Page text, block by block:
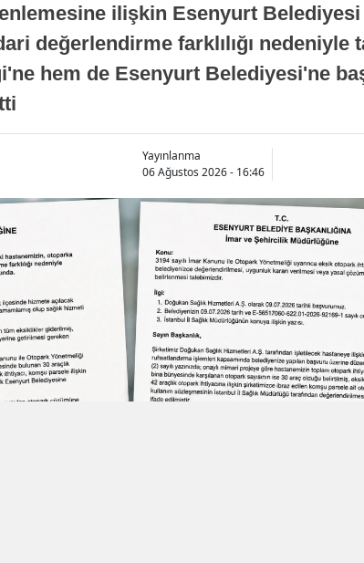
ilişkin Esenyurt
değerlendirme farklılığı
hem de Esenyurt Belediyesi'ne
Yayınlanma
06 Ağustos 2026 - 16:46